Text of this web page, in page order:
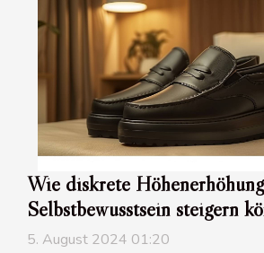
Wie diskrete
Selbstbewusstsein steigern
5. August 2024 01:20